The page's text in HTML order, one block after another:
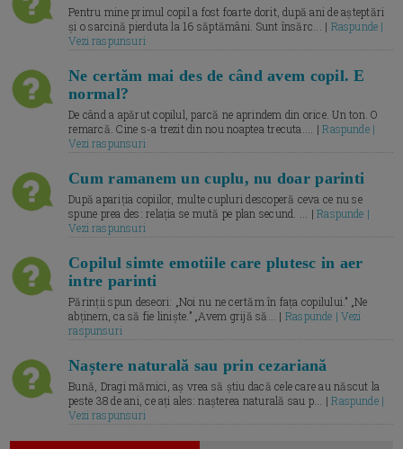
Pentru mine primul copil a fost foarte dorit, după ani de așteptări
și o sarcină pierduta la 16 săptămâni. Sunt însărc... | Raspunde |
Vezi raspunsuri
Ne certăm mai des de când avem copil. E
normal?
De când a apărut copilul, parcă ne aprindem din orice. Un ton. O
remarcă. Cine s-a trezit din nou noaptea trecuta.... |Raspunde |
Vezi raspunsuri
Cum ramanem un cuplu, nu doar parinti
După apariția copiilor, multe cupluri descoperă ceva ce nu se
spune prea des: relația se mută pe plan secund. ... |Raspunde |
Vezi raspunsuri
Copilul simte emotiile care plutesc in aer
intre parinti
Părinții spun deseori: „Noi nu ne certăm în fața copilului.” „Ne
abținem, ca să fie liniște.” „Avem grijă să... | Raspunde | Vezi
raspunsuri
Naștere naturală sau prin cezariană
Bună, Dragi mămici, aș vrea să știu dacă cele care au născut la
peste 38 de ani, ce ați ales: nașterea naturală sau p... |Raspunde |
Vezi raspunsuri